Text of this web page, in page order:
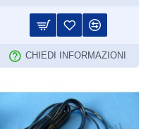
CHIEDI INFORMAZIONI